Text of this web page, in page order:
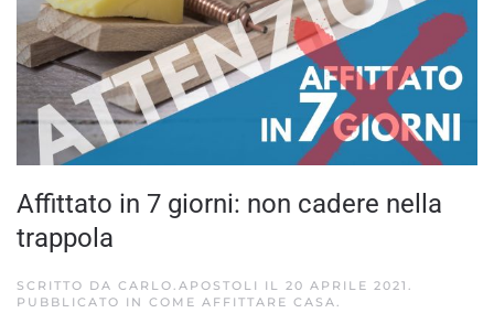
Affittato in 7 giorni: non cadere nella
trappola
SCRITTO DA CARLO.APOSTOLI IL 20 APRILE 2021 .
PUBBLICATO IN COME AFFITTARE CASA.